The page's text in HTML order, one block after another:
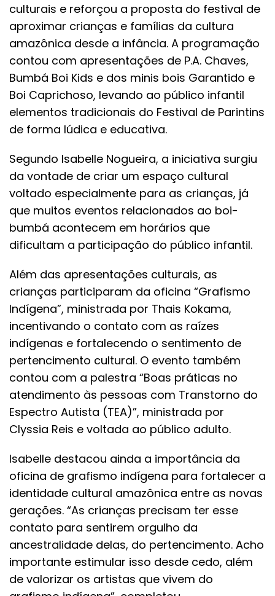
culturais e reforçou a proposta do festival de
aproximar crianças e famílias da cultura
amazônica desde a infância. A programação
contou com apresentações de P.A. Chaves,
Bumbá Boi Kids e dos minis bois Garantido e
Boi Caprichoso, levando ao público infantil
elementos tradicionais do Festival de Parintins
de forma lúdica e educativa.
Segundo Isabelle Nogueira, a iniciativa surgiu
da vontade de criar um espaço cultural
voltado especialmente para as crianças, já
que muitos eventos relacionados ao boi-
bumbá acontecem em horários que
dificultam a participação do público infantil.
Além das apresentações culturais, as
crianças participaram da oficina “Grafismo
Indígena”, ministrada por Thais Kokama,
incentivando o contato com as raízes
indígenas e fortalecendo o sentimento de
pertencimento cultural. O evento também
contou com a palestra “Boas práticas no
atendimento às pessoas com Transtorno do
Espectro Autista (TEA)”, ministrada por
Clyssia Reis e voltada ao público adulto.
Isabelle destacou ainda a importância da
oficina de grafismo indígena para fortalecer a
identidade cultural amazônica entre as novas
gerações. “As crianças precisam ter esse
contato para sentirem orgulho da
ancestralidade delas, do pertencimento. Acho
importante estimular isso desde cedo, além
de valorizar os artistas que vivem do